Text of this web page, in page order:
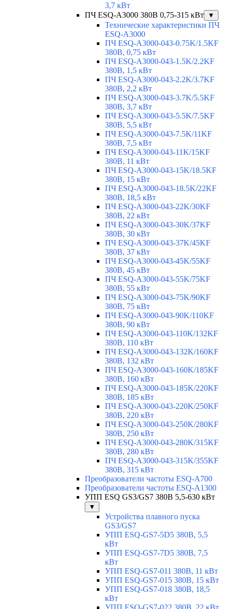
3,7 кВт
ПЧ ESQ-A3000 380В 0,75-315 кВт
▼
Технические характеристики ПЧ
ESQ-A3000
ПЧ ESQ-A3000-043-0.75K/1.5KF
380В, 0,75 кВт
ПЧ ESQ-A3000-043-1.5K/2.2KF
380В, 1,5 кВт
ПЧ ESQ-A3000-043-2.2K/3.7KF
380В, 2,2 кВт
ПЧ ESQ-A3000-043-3.7K/5.5KF
380В, 3,7 кВт
ПЧ ESQ-A3000-043-5.5K/7.5KF
380В, 5,5 кВт
ПЧ ESQ-A3000-043-7.5K/11KF
380В, 7,5 кВт
ПЧ ESQ-A3000-043-11K/15KF
380В, 11 кВт
ПЧ ESQ-A3000-043-15K/18.5KF
380В, 15 кВт
ПЧ ESQ-A3000-043-18.5K/22KF
380В, 18,5 кВт
ПЧ ESQ-A3000-043-22K/30KF
380В, 22 кВт
ПЧ ESQ-A3000-043-30K/37KF
380В, 30 кВт
ПЧ ESQ-A3000-043-37K/45KF
380В, 37 кВт
ПЧ ESQ-A3000-043-45K/55KF
380В, 45 кВт
ПЧ ESQ-A3000-043-55K/75KF
380В, 55 кВт
ПЧ ESQ-A3000-043-75K/90KF
380В, 75 кВт
ПЧ ESQ-A3000-043-90K/110KF
380В, 90 кВт
ПЧ ESQ-A3000-043-110K/132KF
380В, 110 кВт
ПЧ ESQ-A3000-043-132K/160KF
380В, 132 кВт
ПЧ ESQ-A3000-043-160K/185KF
380В, 160 кВт
ПЧ ESQ-A3000-043-185K/220KF
380В, 185 кВт
ПЧ ESQ-A3000-043-220K/250KF
380В, 220 кВт
ПЧ ESQ-A3000-043-250K/280KF
380В, 250 кВт
ПЧ ESQ-A3000-043-280K/315KF
380В, 280 кВт
ПЧ ESQ-A3000-043-315K/355KF
380В, 315 кВт
Преобразователи частоты ESQ-A700
Преобразователи частоты ESQ-A1300
УПП ESQ GS3/GS7 380В 5,5-630 кВт
▼
Устройства плавного пуска
GS3/GS7
УПП ESQ-GS7-5D5 380В, 5,5
кВт
УПП ESQ-GS7-7D5 380В, 7,5
кВт
УПП ESQ-GS7-011 380В, 11 кВт
УПП ESQ-GS7-015 380В, 15 кВт
УПП ESQ-GS7-018 380В, 18,5
кВт